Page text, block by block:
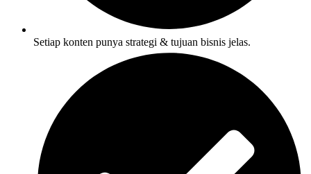
Setiap konten punya strategi & tujuan bisnis jelas.